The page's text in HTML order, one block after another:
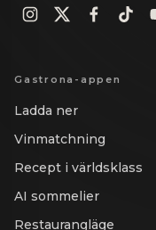
Gastrona-appen
Ladda ner
Vinmatchning
Recept i världsklass
AI sommelier
Restaurangläge